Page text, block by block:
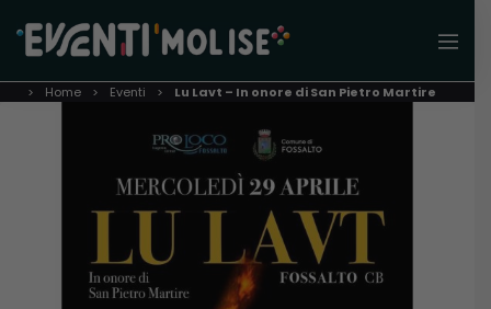
Home Eventi Lu Lavt – In onore di San Pietro Martire